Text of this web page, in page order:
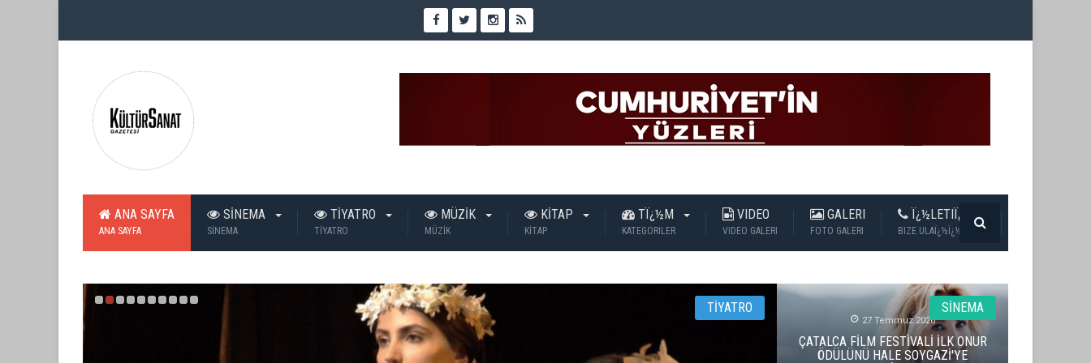
ANA SAYFA
ANA SAYFA
SİNEMA
SİNEMA
TİYATRO
TİYATRO
MÜZİK
MÜZİK
KİTAP
KİTAP
TÏ¿½M
KATEGORILER
VIDEO
VIDEO GALERI
GALERI
FOTO GALERI
Ï¿½LETIÏ¿½IM
BIZE ULAÏ¿½Ï¿½N
SİNEMA
SİNEMA
27 Temmuz 2026
ÇATALCA FİLM FESTİVALİ İLK ONUR
ÖDÜLÜNÜ HALE SOYGAZİ'YE